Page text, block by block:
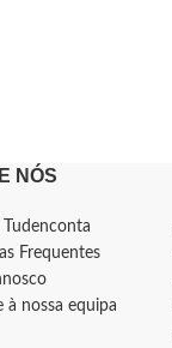
NÓS
Frequentes
à nossa equipa